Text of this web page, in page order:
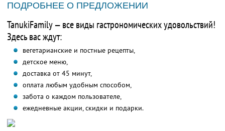
ПОДРОБНЕЕ О ПРЕДЛОЖЕНИИ
TanukiFamily — все виды гастрономических удовольствий!
Здесь вас ждут:
вегетарианские и постные рецепты,
детское меню,
доставка от 45 минут,
оплата любым удобным способом,
забота о каждом пользователе,
ежедневные акции, скидки и подарки.